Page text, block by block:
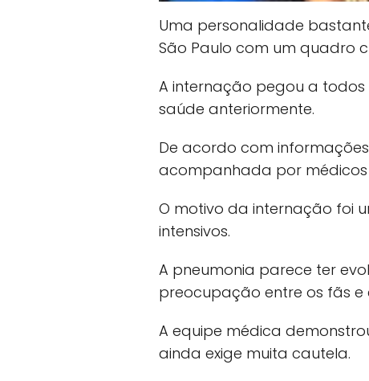
Uma personalidade
São Paulo com um quadro
A internação pegou a
saúde anteriormente.
De acordo com
acompanhada por
O motivo da internação foi
intensivos.
A pneumonia parece ter
preocupação entre os fãs
A equipe médica
ainda exige muita cautela.